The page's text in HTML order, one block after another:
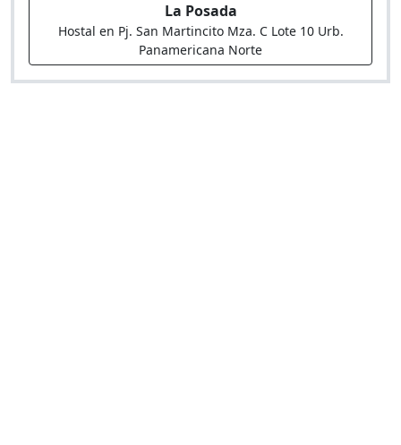
La Posada
Hostal en Pj. San Martincito Mza. C Lote 10 Urb.
Panamericana Norte